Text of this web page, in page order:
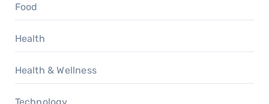
Food
Health
Health & Wellness